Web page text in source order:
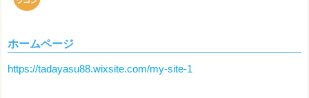
ホームページ
https://tadayasu88.wixsite.com/my-site-1